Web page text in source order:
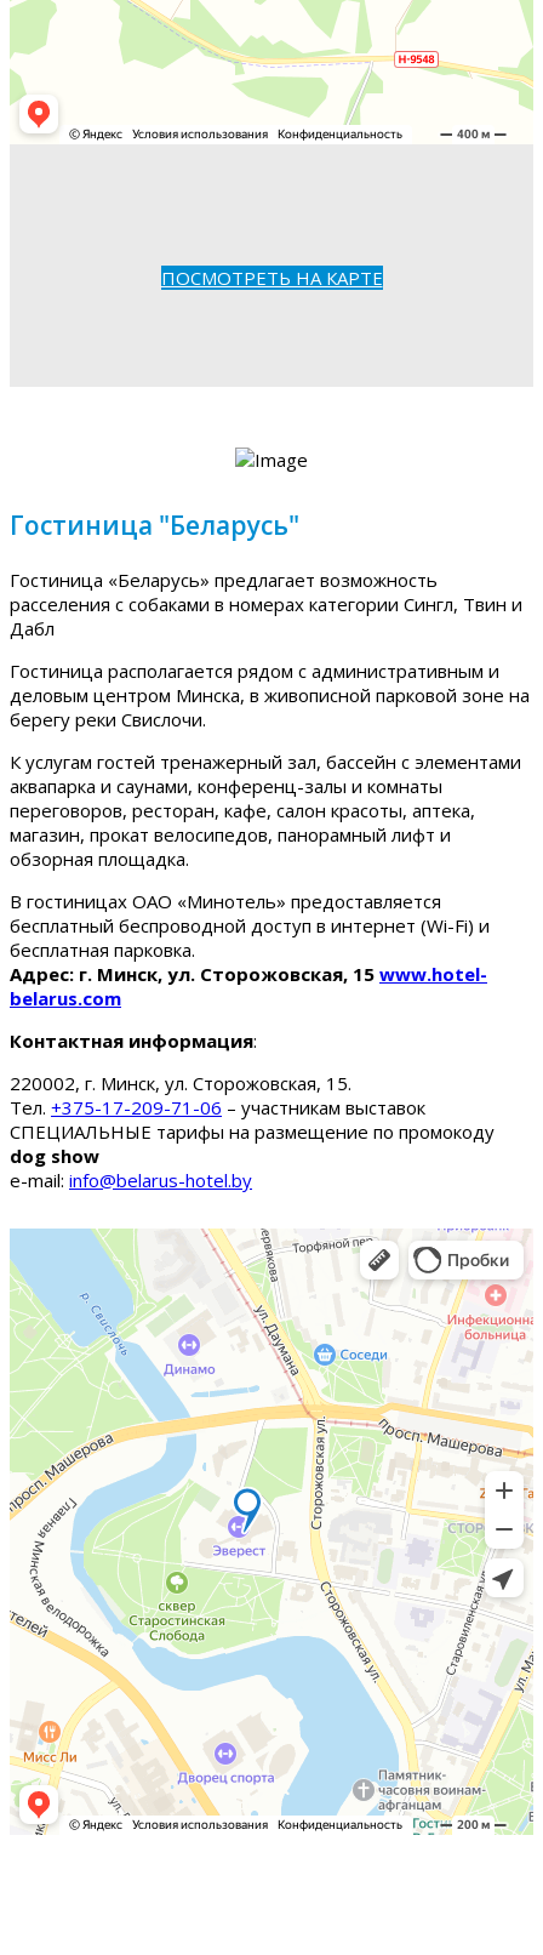
ПОСМОТРЕТЬ НА КАРТЕ
Гостиница "Беларусь"
Гостиница «Беларусь» предлагает возможность
расселения с собаками в номерах категории Сингл, Твин и
Дабл
Гостиница располагается рядом с административным и
деловым центром Минска, в живописной парковой зоне на
берегу реки Свислочи.
К услугам гостей тренажерный зал, бассейн с элементами
аквапарка и саунами, конференц-залы и комнаты
переговоров, ресторан, кафе, салон красоты, аптека,
магазин, прокат велосипедов, панорамный лифт и
обзорная площадка.
В гостиницах ОАО «Минотель» предоставляется
бесплатный беспроводной доступ в интернет (Wi-Fi) и
бесплатная парковка.
Адрес: г. Минск, ул. Сторожовская, 15 www.hotel-
belarus.com
Контактная информация:
220002, г. Минск, ул. Сторожовская, 15.
Тел. +375-17-209-71-06 – участникам выставок
СПЕЦИАЛЬНЫЕ тарифы на размещение по промокоду
dog show
e-mail: info@belarus-hotel.by